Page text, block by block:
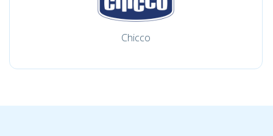
Chicco